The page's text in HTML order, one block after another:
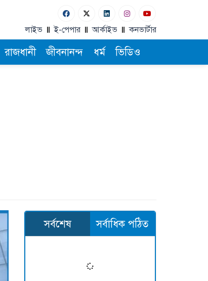
লাইভ ই-পেপার আর্কাইভ কনভার্টার
রাজধানী জীবনানন্দ ধর্ম ভিডিও
সর্বশেষ সর্বাধিক পঠিত